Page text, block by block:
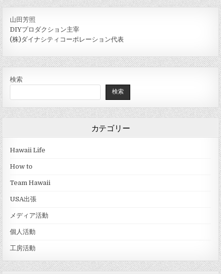
山田芳照
DIYプロダクション主宰
(株)ダイナシティコーポレーション代表
検索
検索
カテゴリー
Hawaii Life
How to
Team Hawaii
USA出張
メディア活動
個人活動
工房活動